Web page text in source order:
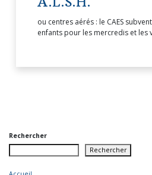
ou centres aérés : le CAES
enfants pour les mercredis et les
Rechercher
Rechercher